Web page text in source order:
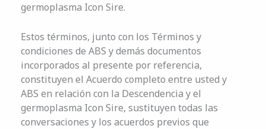
germoplasma Icon Sire.
Estos términos, junto con los Términos y
condiciones de ABS y demás documentos
incorporados al presente por referencia,
constituyen el Acuerdo completo entre usted y
ABS en relación con la Descendencia y el
germoplasma Icon Sire, sustituyen todas las
conversaciones y los acuerdos previos que